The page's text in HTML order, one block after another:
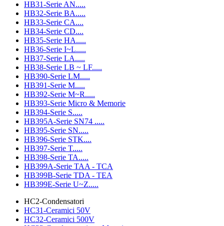
HB31-Serie AN.....
HB32-Serie BA.....
HB33-Serie CA....
HB34-Serie CD....
HB35-Serie HA.....
HB36-Serie I~L.....
HB37-Serie LA.....
HB38-Serie LB ~ LF.....
HB390-Serie LM.....
HB391-Serie M.....
HB392-Serie M~R.....
HB393-Serie Micro & Memorie
HB394-Serie S.....
HB395A-Serie SN74 .....
HB395-Serie SN.....
HB396-Serie STK....
HB397-Serie T.....
HB398-Serie TA.....
HB399A-Serie TAA - TCA
HB399B-Serie TDA - TEA
HB399E-Serie U~Z.....
HC2-Condensatori
HC31-Ceramici 50V
HC32-Ceramici 500V